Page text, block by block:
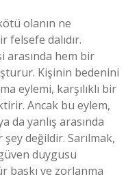
olanın ne
felsefe dalıdır.
arasında hem bir
Kişinin bedenini
eylemi, karşılıklı bir
Ancak bu eylem,
da yanlış arasında
değildir. Sarılmak,
duygusu
baskı ve zorlanma